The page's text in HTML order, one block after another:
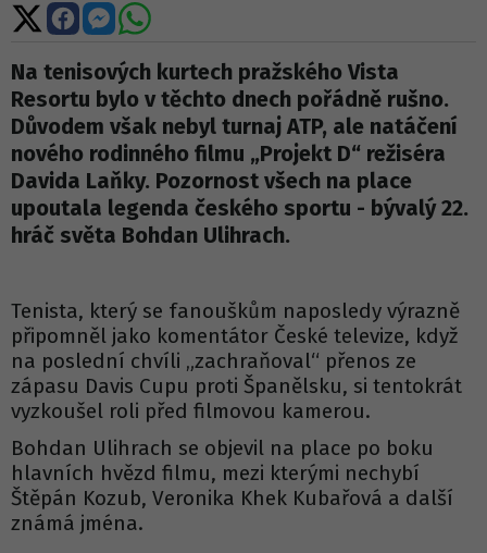
Sdílet
na
X
Sdílet
na
Facebooku
Sdílet
na
Messengeru
Sdílet
WhatsApp
Na tenisových kurtech pražského Vista
Resortu bylo v těchto dnech pořádně rušno.
Důvodem však nebyl turnaj ATP, ale natáčení
nového rodinného filmu „Projekt D“ režiséra
Davida Laňky. Pozornost všech na place
upoutala legenda českého sportu - bývalý 22.
hráč světa Bohdan Ulihrach.
Tenista, který se fanouškům naposledy výrazně
připomněl jako komentátor České televize, když
na poslední chvíli „zachraňoval“ přenos ze
zápasu Davis Cupu proti Španělsku, si tentokrát
vyzkoušel roli před filmovou kamerou.
Bohdan Ulihrach se objevil na place po boku
hlavních hvězd filmu, mezi kterými nechybí
Štěpán Kozub, Veronika Khek Kubařová a další
známá jména.